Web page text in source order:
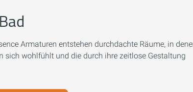
Armaturen entstehen durchdachte Räume, in
sich wohlfühlt und die durch ihre zeitlose Gestaltung